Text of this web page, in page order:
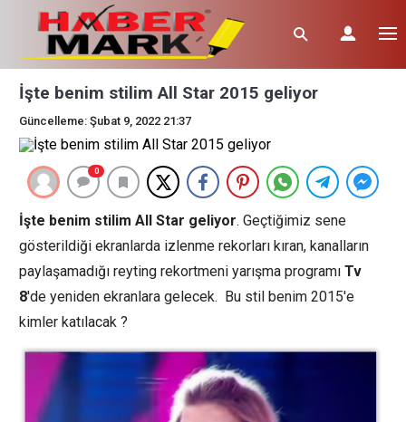
İşte benim stilim All Star 2015 geliyor
Güncelleme: Şubat 9, 2022 21:37
0
İşte benim stilim All Star geliyor. Geçtiğimiz sene
gösterildiği ekranlarda izlenme rekorları kıran, kanalların
paylaşamadığı reyting rekortmeni yarışma programı Tv
8'de yeniden ekranlara gelecek. Bu stil benim 2015'e
kimler katılacak ?